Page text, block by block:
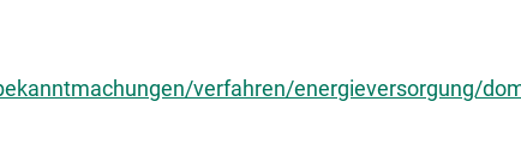
verfahren/energieversorgung/